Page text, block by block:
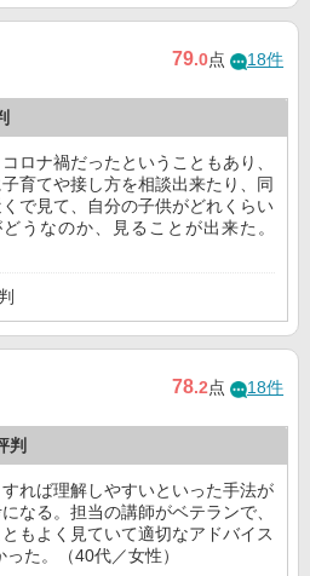
79.0点 18件
ロナ禍だったということもあり、
育てや接し方を相談出来たり、同
で見て、自分の子供がどれくらい
うなのか、見ることが出来た。
78.2点 18件
判
れば理解しやすいといった手法が
なる。担当の講師がベテランで、
もよく見ていて適切なアドバイス
た。（40代／女性）